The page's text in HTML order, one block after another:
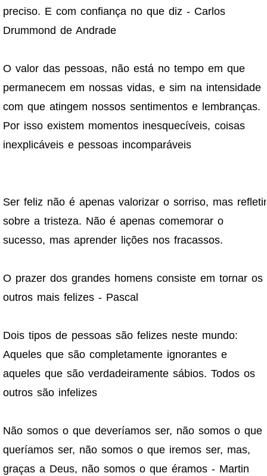
preciso. E com confiança no que diz - Carlos
Drummond de Andrade
O valor das pessoas, não está no tempo em que
permanecem em nossas vidas, e sim na intensidade
com que atingem nossos sentimentos e lembranças.
Por isso existem momentos inesquecíveis, coisas
inexplicáveis e pessoas incomparáveis
Ser feliz não é apenas valorizar o sorriso, mas refletir
sobre a tristeza. Não é apenas comemorar o
sucesso, mas aprender lições nos fracassos.
O prazer dos grandes homens consiste em tornar os
outros mais felizes - Pascal
Dois tipos de pessoas são felizes neste mundo:
Aqueles que são completamente ignorantes e
aqueles que são verdadeiramente sábios. Todos os
outros são infelizes
Não somos o que deveríamos ser, não somos o que
queríamos ser, não somos o que iremos ser, mas,
graças a Deus, não somos o que éramos - Martin